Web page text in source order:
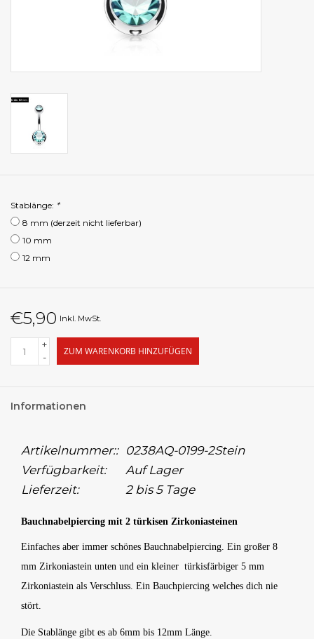
Stablänge: *
8 mm (derzeit nicht lieferbar)
10 mm
12 mm
€5,90 Inkl. MwSt.
+
-
ZUM WARENKORB HINZUFÜGEN
Informationen
Artikelnummer:: 0238AQ-0199-2Stein
Verfügbarkeit:
Auf Lager
Lieferzeit:
2 bis 5 Tage
Bauchnabelpiercing mit 2 türkisen Zirkoniasteinen
Einfaches aber immer schönes Bauchnabelpiercing. Ein großer 8
mm Zirkoniastein unten und ein kleiner türkisfärbiger 5 mm
Zirkoniastein als Verschluss. Ein Bauchpiercing welches dich nie
stört.
Die Stablänge gibt es ab 6mm bis 12mm Länge.